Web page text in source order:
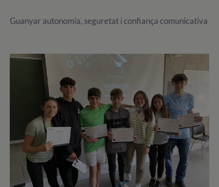
Guanyar autonomia, seguretat i confiança comunicativa